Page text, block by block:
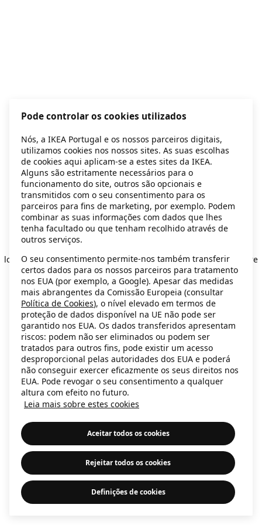
Application error: a client-side exception has occurred
loadingsecondhand.ikea.com (see the browser console for more
information).
Pode controlar os cookies utilizados
Nós, a IKEA Portugal e os nossos parceiros digitais,
utilizamos cookies nos nossos sites. As suas escolhas
de cookies aqui aplicam-se a estes sites da IKEA.
Alguns são estritamente necessários para o
funcionamento do site, outros são opcionais e
transmitidos com o seu consentimento para os
parceiros para fins de marketing, por exemplo. Podem
combinar as suas informações com dados que lhes
tenha facultado ou que tenham recolhido através de
outros serviços.
O seu consentimento permite-nos também transferir
certos dados para os nossos parceiros para tratamento
nos EUA (por exemplo, a Google). Apesar das medidas
mais abrangentes da Comissão Europeia (consultar
Política de Cookies), o nível elevado em termos de
proteção de dados disponível na UE não pode ser
garantido nos EUA. Os dados transferidos apresentam
riscos: podem não ser eliminados ou podem ser
tratados para outros fins, pode existir um acesso
desproporcional pelas autoridades dos EUA e poderá
não conseguir exercer eficazmente os seus direitos nos
EUA. Pode revogar o seu consentimento a qualquer
altura com efeito no futuro.
Leia mais sobre estes cookies
Aceitar todos os cookies
Rejeitar todos os cookies
Definições de cookies